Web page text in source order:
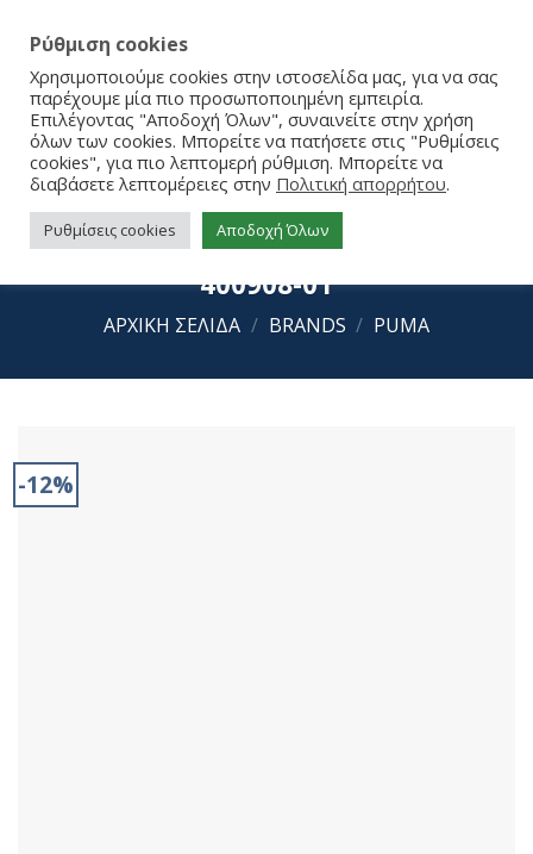
Puma Cool Cat 2.0 Daisies PS BX
400908-01
ΑΡΧΙΚΉ ΣΕΛΊΔΑ / BRANDS / PUMA
-12%
Ρύθμιση cookies
Χρησιμοποιούμε cookies στην ιστοσελίδα μας, για να σας
παρέχουμε μία πιο προσωποποιημένη εμπειρία.
Επιλέγοντας "Αποδοχή Όλων", συναινείτε στην χρήση
όλων των cookies. Μπορείτε να πατήσετε στις "Ρυθμίσεις
cookies", για πιο λεπτομερή ρύθμιση. Μπορείτε να
διαβάσετε λεπτομέρειες στην Πολιτική απορρήτου.
Ρυθμίσεις cookies Αποδοχή Όλων